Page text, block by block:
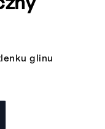
glinu